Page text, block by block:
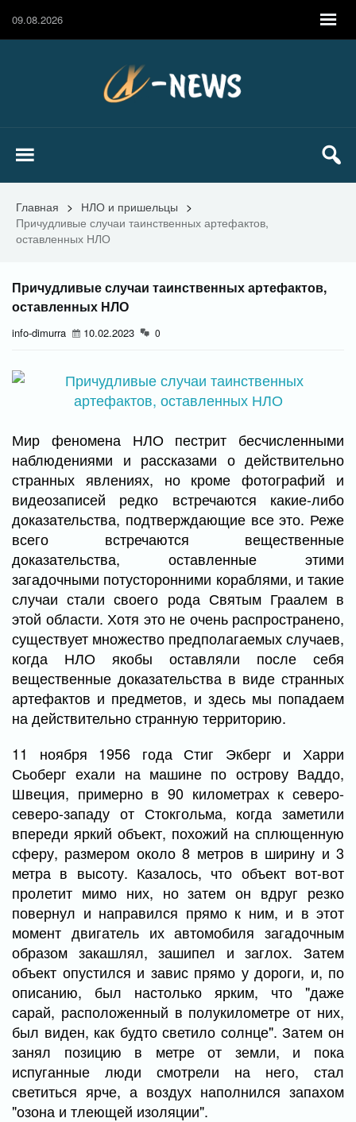
09.08.2026
Главная > НЛО и пришельцы >
Причудливые случаи таинственных артефактов,
оставленных НЛО
Причудливые случаи таинственных артефактов,
оставленных НЛО
info-dimurra 10.02.2023 0
Мир феномена НЛО пестрит бесчисленными
наблюдениями и рассказами о действительно
странных явлениях, но кроме фотографий и
видеозаписей редко встречаются какие-либо
доказательства, подтверждающие все это. Реже
всего встречаются вещественные
доказательства, оставленные этими
загадочными потусторонними кораблями, и такие
случаи стали своего рода Святым Граалем в
этой области. Хотя это не очень распространено,
существует множество предполагаемых случаев,
когда НЛО якобы оставляли после себя
вещественные доказательства в виде странных
артефактов и предметов, и здесь мы попадаем
на действительно странную территорию.
11 ноября 1956 года Стиг Экберг и Харри
Сьоберг ехали на машине по острову Ваддо,
Швеция, примерно в 90 километрах к северо-
северо-западу от Стокгольма, когда заметили
впереди яркий объект, похожий на сплющенную
сферу, размером около 8 метров в ширину и 3
метра в высоту. Казалось, что объект вот-вот
пролетит мимо них, но затем он вдруг резко
повернул и направился прямо к ним, и в этот
момент двигатель их автомобиля загадочным
образом закашлял, зашипел и заглох. Затем
объект опустился и завис прямо у дороги, и, по
описанию, был настолько ярким, что "даже
сарай, расположенный в полукилометре от них,
был виден, как будто светило солнце". Затем он
занял позицию в метре от земли, и пока
испуганные люди смотрели на него, стал
светиться ярче, а воздух наполнился запахом
"озона и тлеющей изоляции".